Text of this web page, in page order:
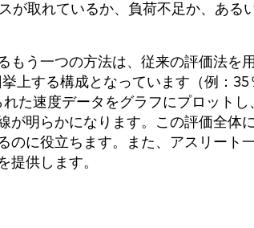
が取れているか、負荷不足か、ある
もう一つの方法は、従来の評価法を
上する構成となっています（例：35
た速度データをグラフにプロット
が明らかになります。この評価全体
のに役立ちます。また、アスリート
提供します。